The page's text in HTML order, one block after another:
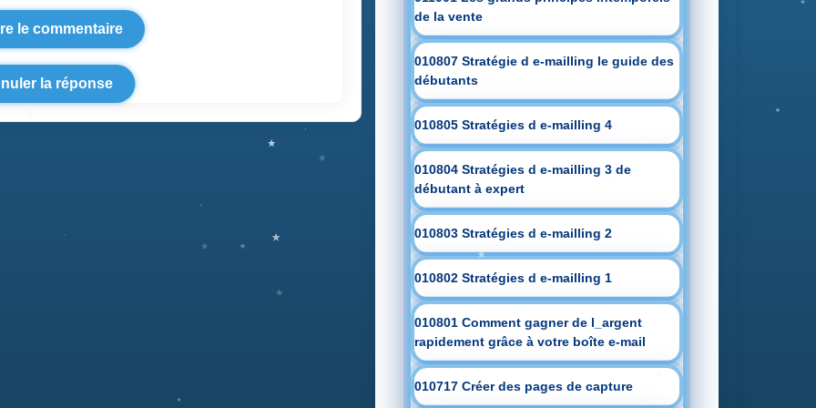
la réponse
de la vente
010807 Stratégie d e-mailling le guide des
débutants
010805 Stratégies d e-mailling 4
010804 Stratégies d e-mailling 3 de
débutant à expert
010803 Stratégies d e-mailling 2
010802 Stratégies d e-mailling 1
010801 Comment gagner de l_argent
rapidement grâce à votre boîte e-mail
010717 Créer des pages de capture